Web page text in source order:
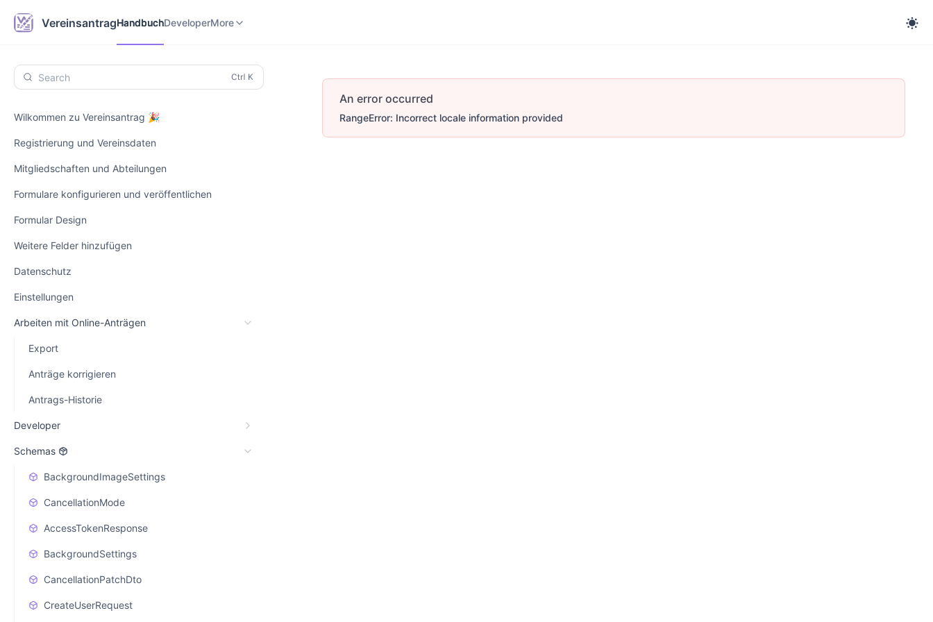
VereinsantragHandbuchDeveloperMore
Search
Wilkommen zu Vereinsantrag 🎉
Registrierung und Vereinsdaten
Mitgliedschaften und Abteilungen
Formulare konfigurieren und veröffentlichen
Formular Design
Weitere Felder hinzufügen
Datenschutz
Einstellungen
Arbeiten mit Online-Anträgen
Export
Anträge korrigieren
Antrags-Historie
Developer
Schemas
BackgroundImageSettings
CancellationMode
AccessTokenResponse
BackgroundSettings
CancellationPatchDto
CreateUserRequest
An error occurred
RangeError: Incorrect locale information provided